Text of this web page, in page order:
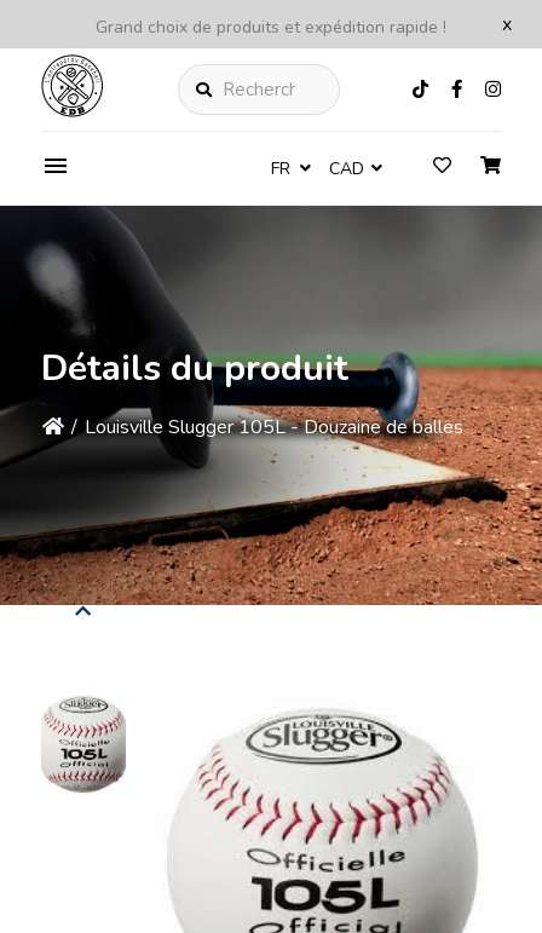
x
Grand choix de produits et expédition rapide !
Rechercher
FR CAD
Détails du produit
/ Louisville Slugger 105L - Douzaine de balles